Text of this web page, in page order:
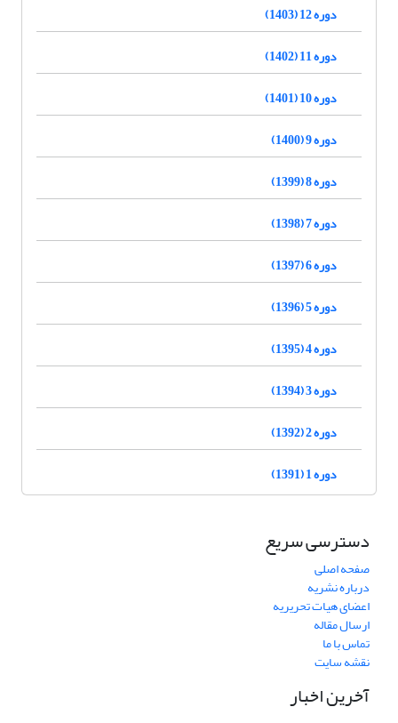
دوره 12 (1403)
دوره 11 (1402)
دوره 10 (1401)
دوره 9 (1400)
دوره 8 (1399)
دوره 7 (1398)
دوره 6 (1397)
دوره 5 (1396)
دوره 4 (1395)
دوره 3 (1394)
دوره 2 (1392)
دوره 1 (1391)
دسترسی سریع
صفحه اصلی
درباره نشریه
اعضای هیات تحریریه
ارسال مقاله
تماس با ما
نقشه سایت
آخرین اخبار